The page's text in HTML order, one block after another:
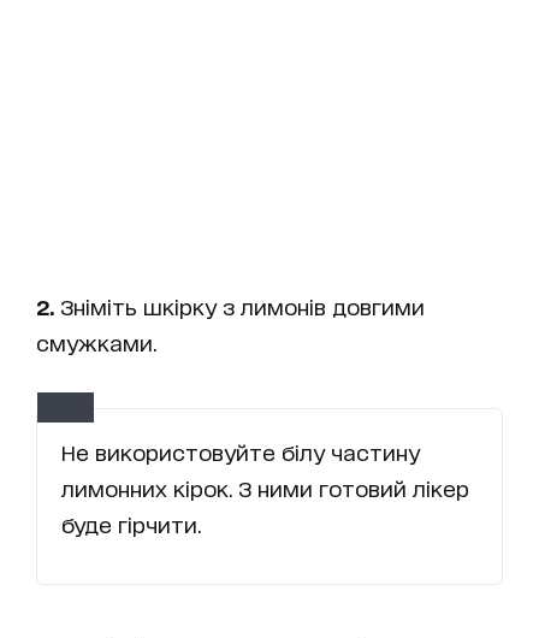
2. Зніміть шкірку з лимонів довгими
смужками.
Не використовуйте білу частину
лимонних кірок. З ними готовий лікер
буде гірчити.